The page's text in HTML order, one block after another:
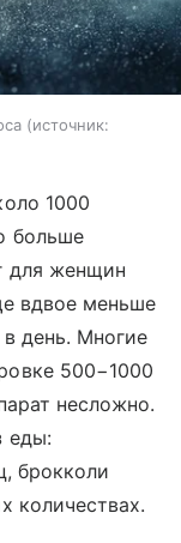
источник:
1000
больше
для женщин
вдвое меньше
день. Многие
500−1000
несложно.
еды:
брокколи
количествах.